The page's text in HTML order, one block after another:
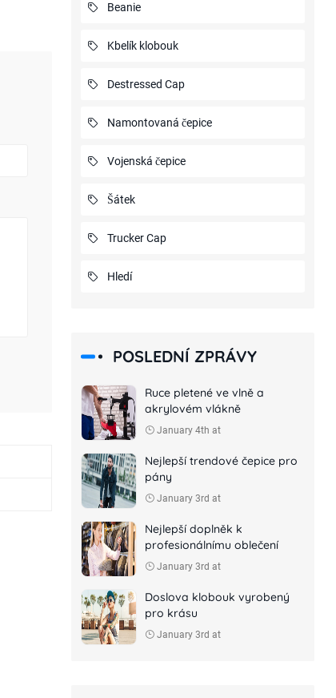
Beanie
Kbelík klobouk
Destressed Cap
Namontovaná čepice
Vojenská čepice
Šátek
Trucker Cap
Hledí
POSLEDNÍ ZPRÁVY
Ruce pletené ve vlně a
akrylovém vlákně
January 4th at
Nejlepší trendové čepice pro
pány
January 3rd at
Nejlepší doplněk k
profesionálnímu oblečení
January 3rd at
Doslova klobouk vyrobený
pro krásu
January 3rd at